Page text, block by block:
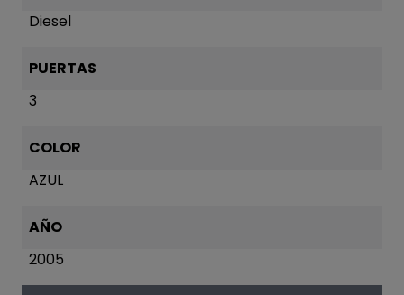
Diesel
PUERTAS
3
COLOR
AZUL
AÑO
2005